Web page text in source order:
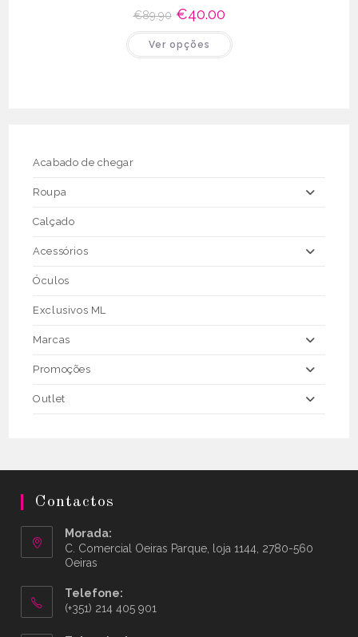
€89.90 O
preço
original
era:
€89.90.
€40.00O
atual
é:
€40.00.
Ver opções
product
Acabado de chegar
Roupa
Calçado
Acessórios
Óculos
Exclusivos ML
Marcas
Promoções
Outlet
Contactos
Morada:
C. Comercial Oeiras Parque, loja 1144, 2780-560
Oeiras
Telefone:
(+351) 214 405 901